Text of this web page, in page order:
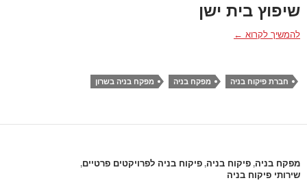
שיפוץ בית ישן
להמשיך לקרוא שיפוץ בית בשרון←
חברת פיקוח בניה מפקח בניה מפקח בניה בשרון
מפקח בניה, פיקוח בניה, פיקוח בניה לפרויקטים פרטיים,
שירותי פיקוח בניה